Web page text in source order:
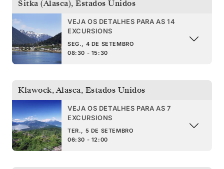
Sitka (Alasca), Estados Unidos
VEJA OS DETALHES PARA AS 14
EXCURSIONS
SEG., 4 DE SETEMBRO
08:30 - 15:30
Klawock, Alasca, Estados Unidos
VEJA OS DETALHES PARA AS 7
EXCURSIONS
TER., 5 DE SETEMBRO
06:30 - 12:00